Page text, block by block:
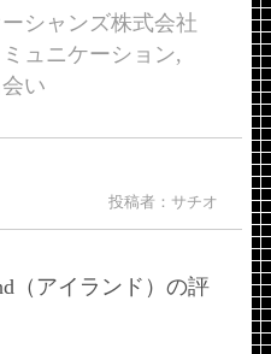
シャンズ株式会社
ミュニケーション,
い
投稿者：サチオ
（アイランド）の評